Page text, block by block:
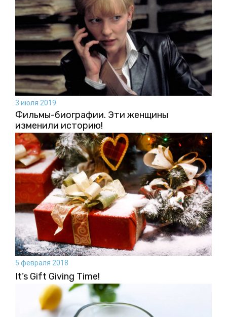
3 июля 2019
Фильмы-биографии. Эти женщины
изменили историю!
5 февраля 2018
It’s Gift Giving Time!